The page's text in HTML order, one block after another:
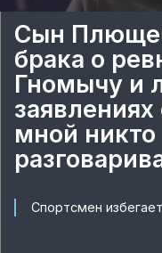
Сын
брака о
Гномычу и
мной никто
Спортсмен